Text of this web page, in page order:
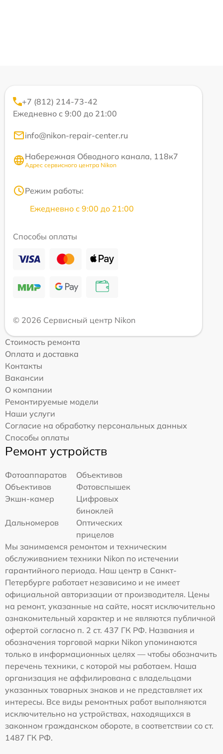
+7 (812) 214-73-42
Ежедневно с 9:00 до 21:00
info@nikon-repair-center.ru
Набережная Обводного канала, 118к7
Адрес сервисного центра Nikon
Режим работы:
Ежедневно с 9:00 до 21:00
Способы оплаты
© 2026 Сервисный центр Nikon
Стоимость ремонта
Оплата и доставка
Контакты
Вакансии
О компании
Ремонтируемые модели
Наши услуги
Согласие на обработку персональных данных
Способы оплаты
Ремонт устройств
Фотоаппаратов
Объективов
Объективов
Фотовспышек
Экшн-камер
Цифровых
биноклей
Дальномеров
Оптических
прицелов
Мы занимаемся ремонтом и техническим
обслуживанием техники Nikon по истечении
гарантийного периода. Наш центр в Санкт-
Петербурге работает независимо и не имеет
официальной авторизации от производителя. Цены
на ремонт, указанные на сайте, носят исключительно
ознакомительный характер и не являются публичной
офертой согласно п. 2 ст. 437 ГК РФ. Названия и
обозначения торговой марки Nikon упоминаются
только в информационных целях — чтобы обозначить
перечень техники, с которой мы работаем. Наша
организация не аффилирована с владельцами
указанных товарных знаков и не представляет их
интересы. Все виды ремонтных работ выполняются
исключительно на устройствах, находящихся в
законном гражданском обороте, в соответствии со ст.
1487 ГК РФ.